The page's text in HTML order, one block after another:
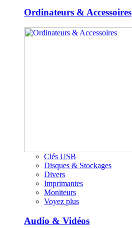
Ordinateurs & Accessoires
Clés USB
Disques & Stockages
Divers
Imprimantes
Moniteurs
Voyez plus
Audio & Vidéos